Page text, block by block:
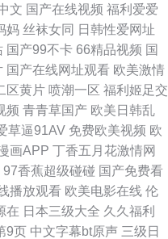
文 国产在线视频 福利爱爱
妈 丝袜女同 日韩性爱网址
国产99不卡 66精品视频 国
国产在线网址观看 欧美激情
区黄片 喷潮一区 福利姬足交
频 青青草国产 欧美日韩乱
草逼91AV 免费欧美视频 欧
画APP 丁香五月花激情网
97香蕉超级碰碰 国产免费看
播放观看 欧美电影在线 伦
在 日本三级大全 久久福利
9页 中文字幕bt原声 三级日